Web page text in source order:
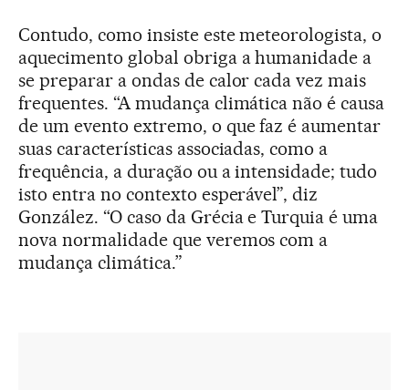
Contudo, como insiste este meteorologista, o
aquecimento global obriga a humanidade a
se preparar a ondas de calor cada vez mais
frequentes. “A mudança climática não é causa
de um evento extremo, o que faz é aumentar
suas características associadas, como a
frequência, a duração ou a intensidade; tudo
isto entra no contexto esperável”, diz
González. “O caso da Grécia e Turquia é uma
nova normalidade que veremos com a
mudança climática.”